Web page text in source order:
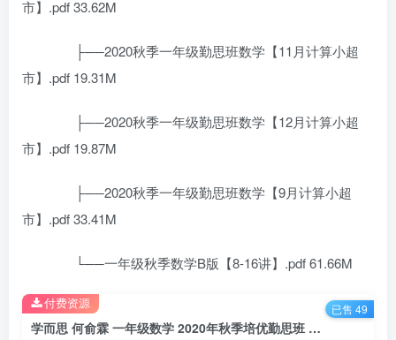
市】.pdf 33.62M
├──2020秋季一年级勤思班数学【11月计算小超
市】.pdf 19.31M
├──2020秋季一年级勤思班数学【12月计算小超
市】.pdf 19.87M
├──2020秋季一年级勤思班数学【9月计算小超
市】.pdf 33.41M
└──一年级秋季数学B版【8-16讲】.pdf 61.66M
学而思 何俞霖 一年级数学 2020年秋季培优勤思班 百度网盘下载
付费资源 已售 49